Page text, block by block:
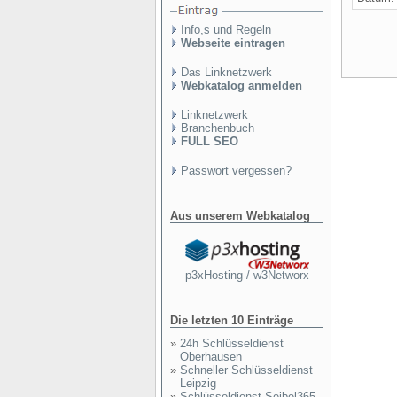
Info,s und Regeln
Webseite eintragen
Das Linknetzwerk
Webkatalog anmelden
Linknetzwerk
Branchenbuch
FULL SEO
Passwort vergessen?
Aus unserem Webkatalog
p3xHosting / w3Networx
Die letzten 10 Einträge
» 24h Schlüsseldienst
Oberhausen
» Schneller Schlüsseldienst
Leipzig